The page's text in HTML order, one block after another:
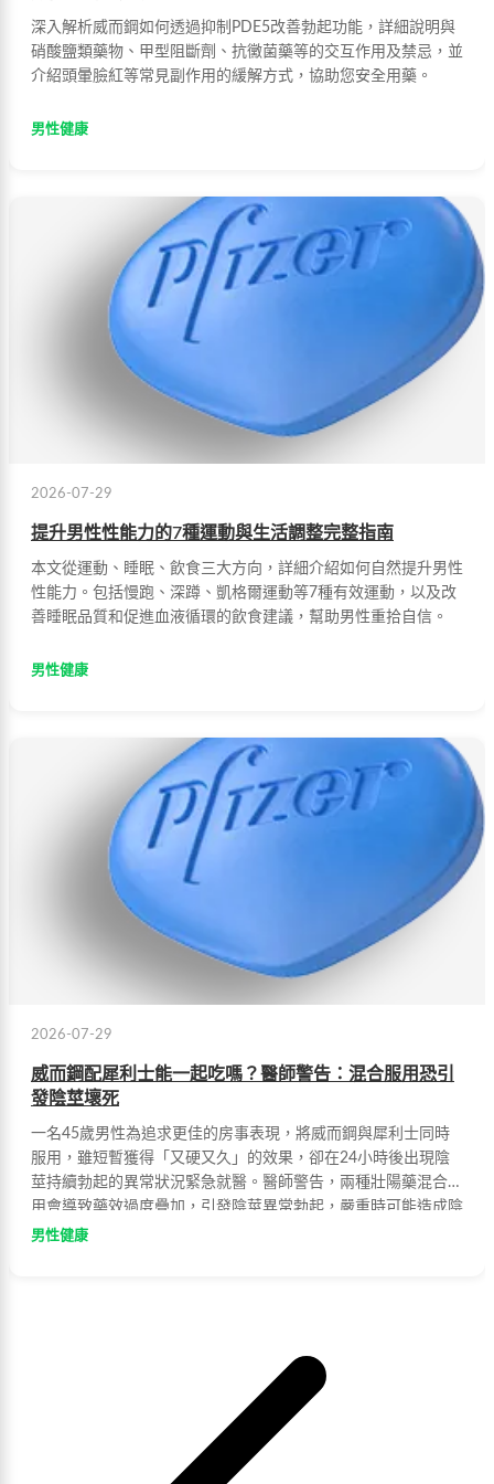
深入解析威而鋼如何透過抑制PDE5改善勃起功能，詳細說明與
硝酸鹽類藥物、甲型阻斷劑、抗黴菌藥等的交互作用及禁忌，並
介紹頭暈臉紅等常見副作用的緩解方式，協助您安全用藥。
男性健康
2026-07-29
提升男性性能力的7種運動與生活調整完整指南
本文從運動、睡眠、飲食三大方向，詳細介紹如何自然提升男性
性能力。包括慢跑、深蹲、凱格爾運動等7種有效運動，以及改
善睡眠品質和促進血液循環的飲食建議，幫助男性重拾自信。
男性健康
2026-07-29
威而鋼配犀利士能一起吃嗎？醫師警告：混合服用恐引
發陰莖壞死
一名45歲男性為追求更佳的房事表現，將威而鋼與犀利士同時
服用，雖短暫獲得「又硬又久」的效果，卻在24小時後出現陰
莖持續勃起的異常狀況緊急就醫。醫師警告，兩種壯陽藥混合使
用會導致藥效過度疊加，引發陰莖異常勃起，嚴重時可能造成陰
莖壞死、纖維化甚至永久喪失性功能。提醒有勃起功能障礙困擾
男性健康